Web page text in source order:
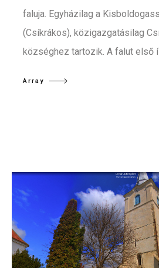
faluja. Egyházilag a
(Csíkrákos), közigazgatásilag
községhez tartozik. A falut első
Array